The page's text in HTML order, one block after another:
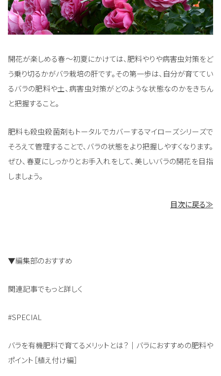
開花が楽しめる春～初夏にかけては、肥料やりや病害虫対策をど
う乗り切るかがバラ栽培の肝です。その第一歩は、自分が育ててい
るバラの肥料や土、病害虫対策がどのような状態なのかをきちん
と把握すること。
肥料も殺虫殺菌剤もトータルでカバーするマイローズシリーズで
そろえて管理することで、バラの状態をより把握しやすくなります。
ぜひ、春夏にしっかりとお手入れをして、美しいバラの開花を目指
しましょう。
目次に戻る≫
▼編集部のおすすめ
関連記事でもっと詳しく
#SPECIAL
バラを有機肥料で育てるメリットとは？｜バラにおすすめの肥料や
ポイント［植え付け編］